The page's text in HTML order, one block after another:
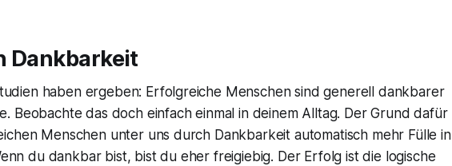
Dankbarkeit
haben ergeben: Erfolgreiche Menschen sind generell dankbarer
Beobachte das doch einfach einmal in deinem Alltag. Der Grund dafür
Menschen unter uns durch Dankbarkeit automatisch mehr Fülle in
du dankbar bist, bist du eher freigiebig. Der Erfolg ist die logische